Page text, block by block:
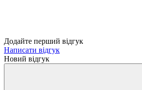
Додайте перший відгук
Написати відгук
Новий відгук